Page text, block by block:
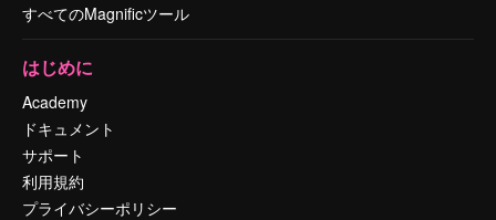
すべてのMagnificツール
はじめに
Academy
ドキュメント
サポート
利用規約
プライバシーポリシー